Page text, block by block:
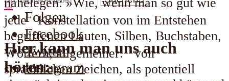
Hier kann man uns auch
hören:
Folgen
Facebook
Twitter
Instagram
jede Konstellation von im Entstehen
begriffenen Lauten, Silben, Buchstaben,
Wörtern, allgemeiner: von
sprachlichen Zeichen, als potentiell